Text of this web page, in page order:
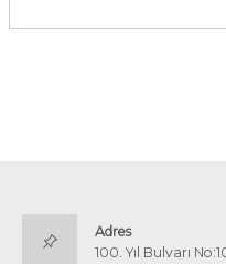
Adres
100. Yıl Bulvarı